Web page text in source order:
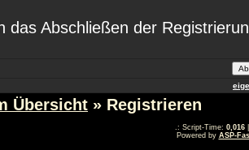
das Abschließen der
Übersicht » Registrieren
.: Script-Time: 0,016
Powered by ASP-